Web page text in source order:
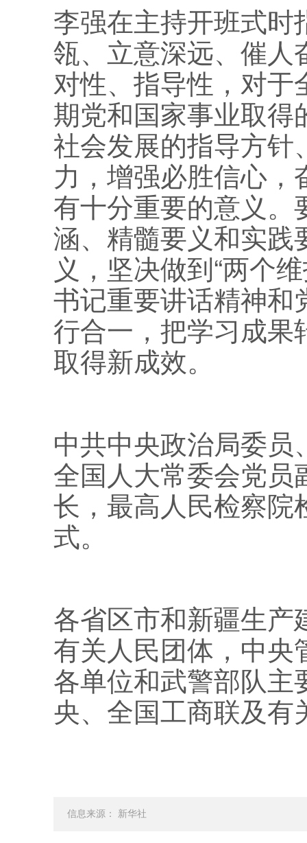
李强在主持开班式
瓴、立意深远、催人
对性、指导性，对于
期党和国家事业取得
社会发展的指导方针
力，增强必胜信心
有十分重要的意义。
涵、精髓要义和实践
义，坚决做到“两个
书记重要讲话精神和
行合一，把学习成果
取得新成效。
中共中央政治局委
全国人大常委会党
长，最高人民检察院
式。
各省区市和新疆生
有关人民团体，中央
各单位和武警部队
央、全国工商联及
信息来源： 新华社